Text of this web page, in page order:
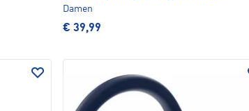
Damen
€ 39,99